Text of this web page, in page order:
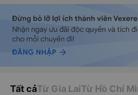
Tất cảTừ Gia LaiTừ Hồ Chí